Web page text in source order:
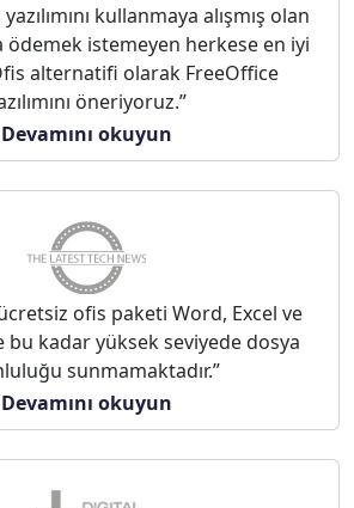
kullanmaya alışmış olan
ödemek istemeyen herkese en iyi
alternatifi olarak FreeOffice
öneriyoruz.”
Devamını okuyun
ofis paketi Word, Excel ve
bu kadar yüksek seviyede dosya
sunmamaktadır.”
Devamını okuyun